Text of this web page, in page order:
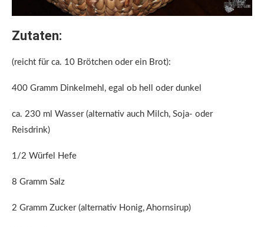
Zutaten:
(reicht für ca. 10 Brötchen oder ein Brot):
400 Gramm Dinkelmehl, egal ob hell oder dunkel
ca. 230 ml Wasser (alternativ auch Milch, Soja- oder
Reisdrink)
1/2 Würfel Hefe
8 Gramm Salz
2 Gramm Zucker (alternativ Honig, Ahornsirup)